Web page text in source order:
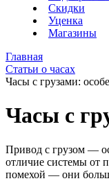
Скидки
Уценка
Магазины
Главная
Статьи о часах
Часы с грузами:
Часы с
Привод с грузом —
отличие системы от
помехой — они